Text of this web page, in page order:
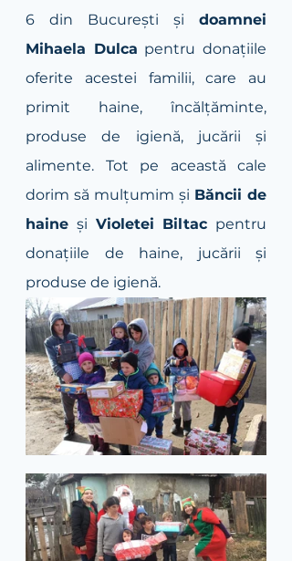
6 din București și doamnei
Mihaela Dulca pentru donațiile
oferite acestei familii, care au
primit haine, încălțăminte,
produse de igienă, jucării și
alimente. Tot pe această cale
dorim să mulțumim și Băncii de
haine și Violetei Biltac pentru
donațiile de haine, jucării și
produse de igienă.